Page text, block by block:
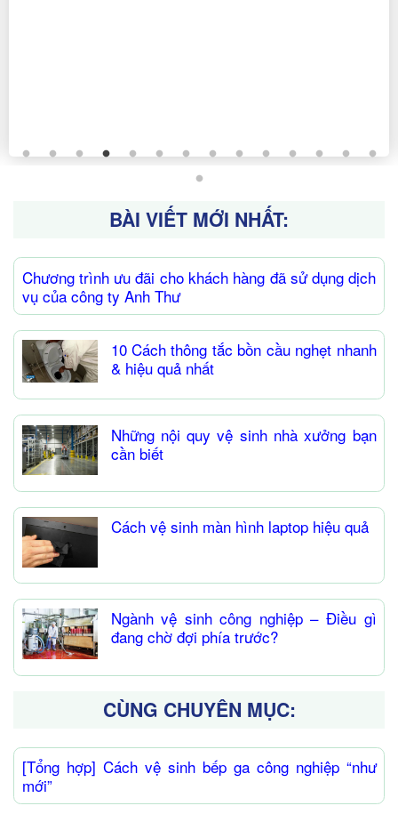
BÀI VIẾT MỚI NHẤT:
Chương trình ưu đãi cho khách hàng đã sử dụng dịch
vụ của công ty Anh Thư
10 Cách thông tắc bồn cầu nghẹt nhanh
& hiệu quả nhất
Những nội quy vệ sinh nhà xưởng bạn
cần biết
Cách vệ sinh màn hình laptop hiệu quả
Ngành vệ sinh công nghiệp – Điều gì
đang chờ đợi phía trước?
CÙNG CHUYÊN MỤC:
[Tổng hợp] Cách vệ sinh bếp ga công nghiệp “như
mới”